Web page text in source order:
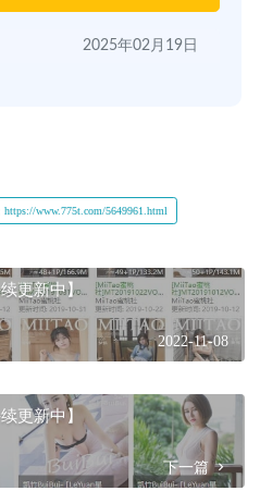
2025年02月19日
www.775t.com/5649961.html
更新中】
2022-11-08
更新中】
下一篇